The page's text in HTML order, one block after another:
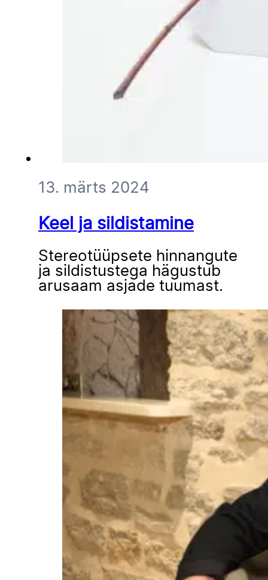
13. märts 2024
Keel ja sildistamine
Stereotüüpsete hinnangute
ja sildistustega hägustub
arusaam asjade tuumast.